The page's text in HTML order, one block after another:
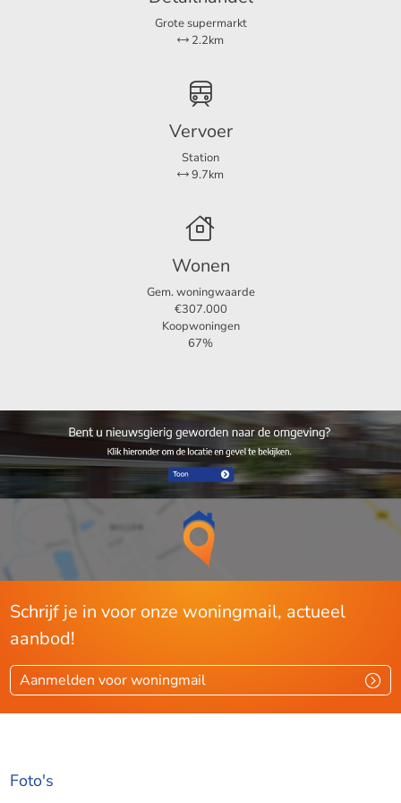
Vaste kosten van 400 euro voor
gas/water/elektra/internet
Huisdieren toegestaan in overleg
Grote supermarkt
2.2km
Vervoer
Station
9.7km
Wonen
Gem. woningwaarde
€307.000
Koopwoningen
67%
Schrijf je in voor onze woningmail, actueel
aanbod!
Aanmelden voor woningmail
Foto's